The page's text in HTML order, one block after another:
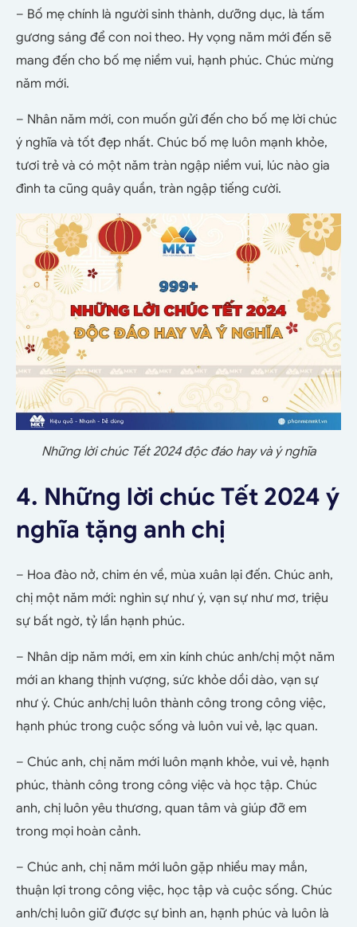
– Bố mẹ chính là người sinh thành, dưỡng dục, là tấm
gương sáng để con noi theo. Hy vọng năm mới đến sẽ
mang đến cho bố mẹ niềm vui, hạnh phúc. Chúc mừng
năm mới.
– Nhân năm mới, con muốn gửi đến cho bố mẹ lời chúc
ý nghĩa và tốt đẹp nhất. Chúc bố mẹ luôn mạnh khỏe,
tươi trẻ và có một năm tràn ngập niềm vui, lúc nào gia
đình ta cũng quây quần, tràn ngập tiếng cười.
Những lời chúc Tết 2024 độc đáo hay và ý nghĩa
4. Những lời chúc Tết 2024 ý
nghĩa tặng anh chị
– Hoa đào nở, chim én về, mùa xuân lại đến. Chúc anh,
chị một năm mới: nghìn sự như ý, vạn sự như mơ, triệu
sự bất ngờ, tỷ lần hạnh phúc.
– Nhân dịp năm mới, em xin kính chúc anh/chị một năm
mới an khang thịnh vượng, sức khỏe dồi dào, vạn sự
như ý. Chúc anh/chị luôn thành công trong công việc,
hạnh phúc trong cuộc sống và luôn vui vẻ, lạc quan.
– Chúc anh, chị năm mới luôn mạnh khỏe, vui vẻ, hạnh
phúc, thành công trong công việc và học tập. Chúc
anh, chị luôn yêu thương, quan tâm và giúp đỡ em
trong mọi hoàn cảnh.
– Chúc anh, chị năm mới luôn gặp nhiều may mắn,
thuận lợi trong công việc, học tập và cuộc sống. Chúc
anh/chị luôn giữ được sự bình an, hạnh phúc và luôn là